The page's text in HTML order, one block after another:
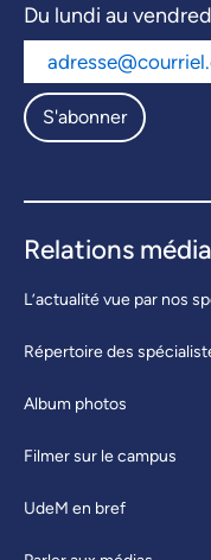
Du lundi au
S'abonner
Relations
L’actualité vue par nos
Répertoire des
Album photos
Filmer sur le campus
UdeM en bref